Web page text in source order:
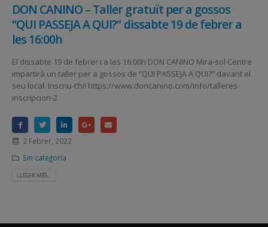
DON CANINO – Taller gratuït per a gossos
“QUI PASSEJA A QUI?” dissabte 19 de febrer a
les 16:00h
El dissabte 19 de febrer i a les 16:00h DON CANINO Mira-sol Centre
impartirà un taller per a gossos de “QUI PASSEJA A QUI?” davant el
seu local. Inscriu-t’hi! https://www.doncanino.com/info/talleres-
inscripcion-2
2 Febrer, 2022
Sin categoría
LLEGIR MÉS...